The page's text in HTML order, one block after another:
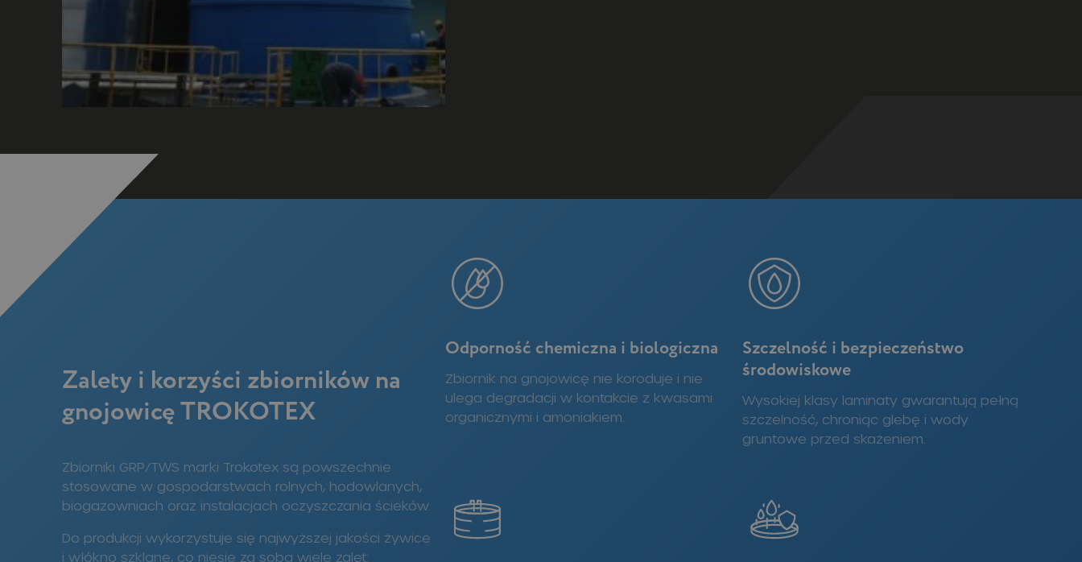
Zalety i korzyści zbiorników na
gnojowicę TROKOTEX
Zbiorniki GRP/TWS marki Trokotex są powszechnie
stosowane w gospodarstwach rolnych, hodowlanych,
biogazowniach oraz instalacjach oczyszczania ścieków.
Do produkcji wykorzystuje się najwyższej jakości żywice
i włókno szklane, co niesie za sobą wiele zalet:
Odporność chemiczna i biologiczna
Zbiornik na gnojowicę nie koroduje i nie
ulega degradacji w kontakcie z kwasami
organicznymi i amoniakiem.
Szczelność i bezpieczeństwo
środowiskowe
Wysokiej klasy laminaty gwarantują pełną
szczelność, chroniąc glebę i wody
gruntowe przed skażeniem.